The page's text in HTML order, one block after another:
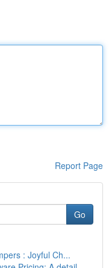
Report Page
Go
: Joyful Ch...